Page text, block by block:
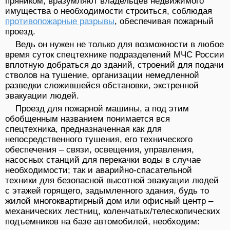
имущества о необходимости строиться, соблюдая
противопожарные разрывы, обеспечивая пожарный
проезд.
Ведь он нужен не только для возможности в любое
время суток спецтехнике подразделений МЧС России
вплотную добраться до зданий, строений для подачи
стволов на тушение, организации немедленной
разведки сложившейся обстановки, экстренной
эвакуации людей.
Проезд для пожарной машины, а под этим
обобщенным названием понимается вся
спецтехника, предназначенная как для
непосредственного тушения, его технического
обеспечения – связи, освещения, управления,
насосных станций для перекачки воды в случае
необходимости; так и аварийно-спасательной
техники для безопасной высотной эвакуации людей
с этажей горящего, задымленного здания, будь то
жилой многоквартирный дом или офисный центр –
механических лестниц, коленчатых/телескопических
подъемников на базе автомобилей, необходим: